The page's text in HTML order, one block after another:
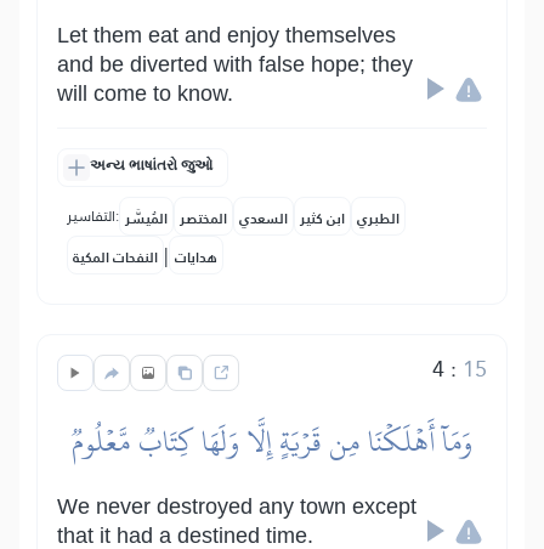
Let them eat and enjoy themselves
and be diverted with false hope; they
will come to know.
અન્ય ભાષાંતરો જુઓ
التفاسير: المُيسَّر المختصر السعدي ابن كثير الطبري
النفحات المكية | هدايات
4: 15
وَمَآ أَهۡلَكۡنَا مِن قَرۡيَةٍ إِلَّا وَلَهَا كِتَابٞ مَّعۡلُومٞ
We never destroyed any town except
that it had a destined time.